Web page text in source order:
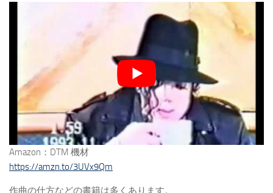
Amazon：DTM 機材
https://amzn.to/3UVx9Qm
作曲の仕方などの書籍は多くあります。